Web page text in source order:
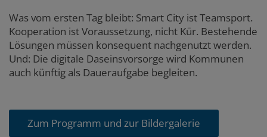
Was vom ersten Tag bleibt: Smart City ist Teamsport.
Kooperation ist Voraussetzung, nicht Kür. Bestehende
Lösungen müssen konsequent nachgenutzt werden.
Und: Die digitale Daseinsvorsorge wird Kommunen
auch künftig als Daueraufgabe begleiten.
Zum Programm und zur Bildergalerie